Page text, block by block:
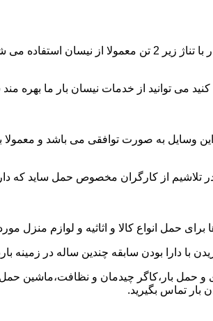
حمل و جابجایی بار با نیسان در نیسان بار فریدن بار همه روزه انجام می
توانید از خدمات نیسان بار ما بهره مند
وسایل به صورت توافقی می باشد و معمولا
از کارگران مخصوص حمل ساید که
حمل انواع کالا و اثاثیه و لوازم منزل
با دارا بودن سابقه چندین ساله در زمینه
بار،کاگر چیدمان و نظافت،ماشین حمل
بار تماس بگیرید.